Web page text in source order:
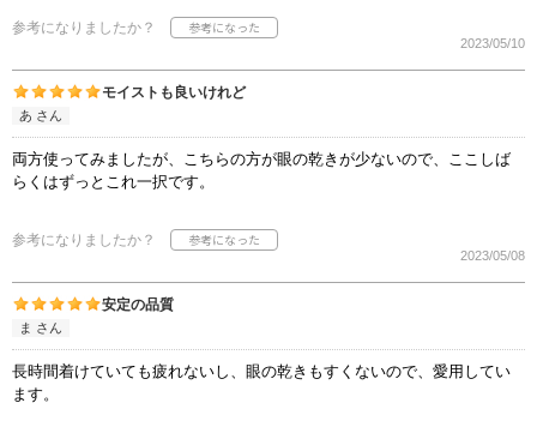
参考になりましたか？
2023/05/10
モイストも良いけれど
あ さん
両方使ってみましたが、こちらの方が眼の乾きが少ないので、ここしば
らくはずっとこれ一択です。
参考になりましたか？
2023/05/08
安定の品質
ま さん
長時間着けていても疲れないし、眼の乾きもすくないので、愛用してい
ます。